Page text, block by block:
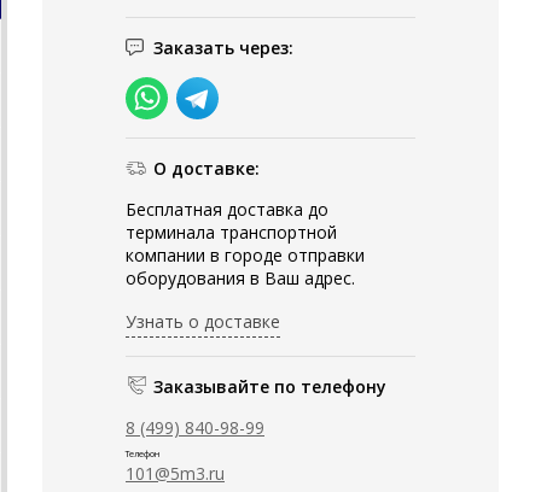
Заказать через:
О доставке:
Бесплатная доставка до
терминала транспортной
компании в городе отправки
оборудования в Ваш адрес.
Узнать о доставке
Заказывайте по телефону
8 (499) 840-98-99
Телефон
101@5m3.ru